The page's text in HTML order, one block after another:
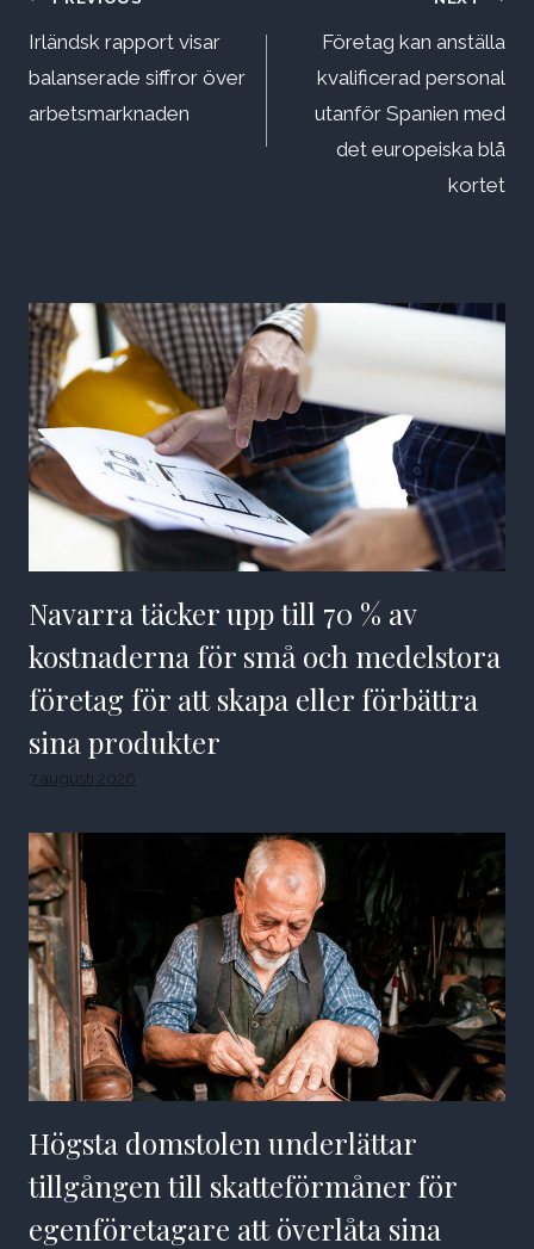
Irländsk rapport visar
balanserade siffror över
arbetsmarknaden
Företag kan anställa
kvalificerad personal
utanför Spanien med
det europeiska blå
kortet
Navarra täcker upp till 70 % av
kostnaderna för små och medelstora
företag för att skapa eller förbättra
sina produkter
7 augusti 2026
Högsta domstolen underlättar
tillgången till skatteförmåner för
egenföretagare att överlåta sina